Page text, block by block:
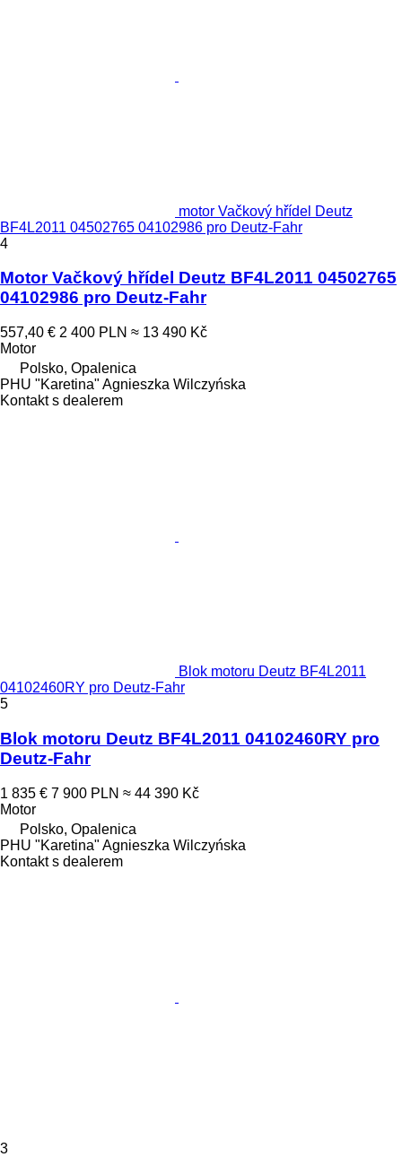
motor Vačkový hřídel Deutz
BF4L2011 04502765 04102986 pro Deutz-Fahr
4
Motor Vačkový hřídel Deutz BF4L2011 04502765
04102986 pro Deutz-Fahr
557,40 € 2 400 PLN ≈ 13 490 Kč
Motor
Polsko, Opalenica
PHU "Karetina" Agnieszka Wilczyńska
Kontakt s dealerem
Blok motoru Deutz BF4L2011
04102460RY pro Deutz-Fahr
5
Blok motoru Deutz BF4L2011 04102460RY pro
Deutz-Fahr
1 835 € 7 900 PLN ≈ 44 390 Kč
Motor
Polsko, Opalenica
PHU "Karetina" Agnieszka Wilczyńska
Kontakt s dealerem
3